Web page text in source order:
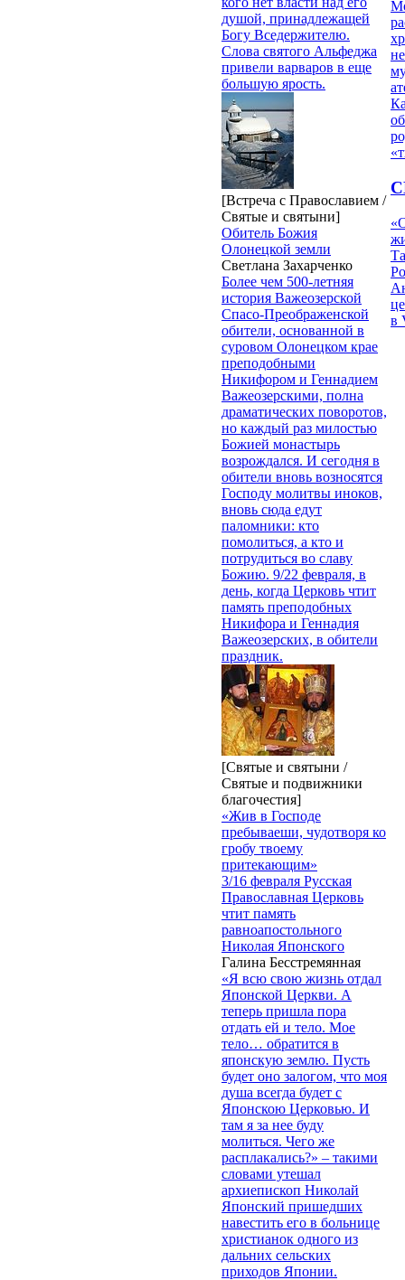
душой, принадлежащей
Богу Вседержителю.
Слова святого Альфеджа
привели варваров в еще
большую ярость.
[Встреча с Православием /
Святые и святыни]
Обитель Божия
Олонецкой земли
Светлана Захарченко
Более чем 500-летняя
история Важеозерской
Спасо-Преображенской
обители, основанной в
суровом Олонецком крае
преподобными
Никифором и Геннадием
Важеозерскими, полна
драматических поворотов,
но каждый раз милостью
Божией монастырь
возрождался. И сегодня в
обители вновь возносятся
Господу молитвы иноков,
вновь сюда едут
паломники: кто
помолиться, а кто и
потрудиться во славу
Божию. 9/22 февраля, в
день, когда Церковь чтит
память преподобных
Никифора и Геннадия
Важеозерских, в обители
праздник.
[Святые и святыни /
Святые и подвижники
благочестия]
«Жив в Господе
пребываеши, чудотворя ко
гробу твоему
притекающим»
3/16 февраля Русская
Православная Церковь
чтит память
равноапостольного
Николая Японского
Галина Бесстремянная
«Я всю свою жизнь отдал
Японской Церкви. А
теперь пришла пора
отдать ей и тело. Мое
тело… обратится в
японскую землю. Пусть
будет оно залогом, что моя
душа всегда будет с
Японскою Церковью. И
там я за нее буду
молиться. Чего же
расплакались?» – такими
словами утешал
архиепископ Николай
Японский пришедших
навестить его в больнице
христианок одного из
дальних сельских
приходов Японии.
в